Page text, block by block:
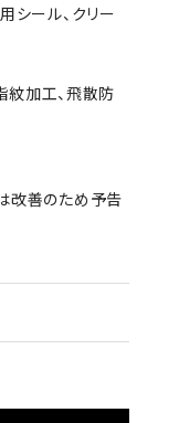
シール、クリー
紋加工、飛散防
改善のため予告